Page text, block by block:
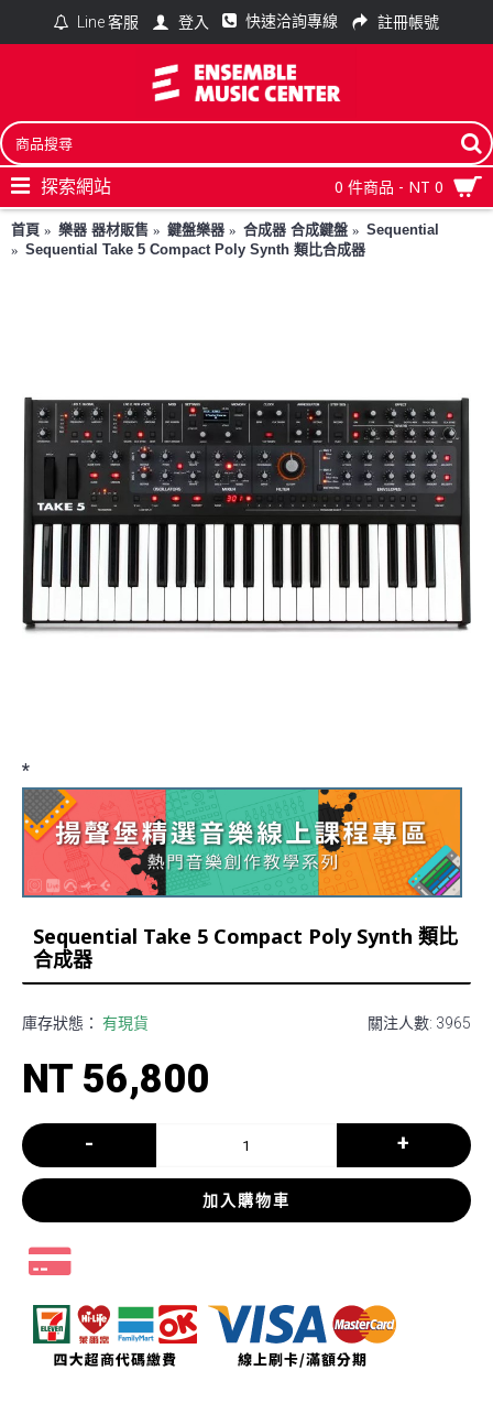
Line 客服 登入 快速洽詢專線 註冊帳號
0 件商品 - NT 0
探索網站
首頁 樂器 器材販售 鍵盤樂器 合成器 合成鍵盤
Sequential
Sequential Take 5 Compact Poly Synth 類比合成器
*
Sequential Take 5 Compact Poly Synth 類比
合成器
關注人數: 3965
庫存狀態： 有現貨
NT 56,800
- +
加入購物車